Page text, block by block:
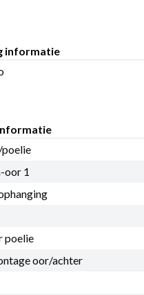
informatie
oor 1
poelie
oor/achter